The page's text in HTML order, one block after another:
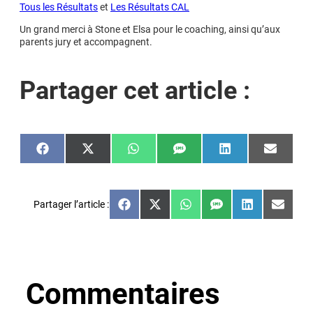
Tous les Résultatset Les Résultats CAL
Un grand merci à Stone et Elsa pour le coaching, ainsi qu’aux
parents jury et accompagnent.
Partager cet article :
Share
on
Share
on
Share
on
Share
on
Share
on
Share
on
Partager l’article :
Share
on
Share
on
Share
on
Share
on
Share
on
Share
on
Commentaires